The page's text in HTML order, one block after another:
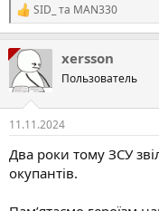
Р
е
к
ц
і
SID_ та MAN330
xersson
Пользователь
11.11.2024
Два роки тому ЗСУ
окупантів.